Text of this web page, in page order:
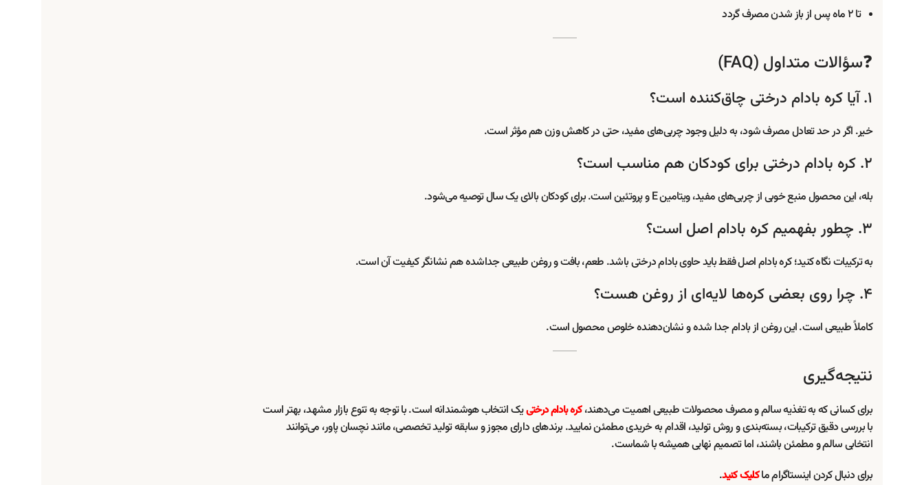
تا ۲ ماه پس از باز شدن مصرف گردد
❓سؤالات متداول (FAQ)
۱. آیا کره بادام درختی چاق‌کننده است؟
خیر. اگر در حد تعادل مصرف شود، به دلیل وجود چربی‌های مفید، حتی در کاهش وزن هم مؤثر است.
۲. کره بادام درختی برای کودکان هم مناسب است؟
بله، این محصول منبع خوبی از چربی‌های مفید، ویتامین E و پروتئین است. برای کودکان بالای یک سال توصیه می‌شود.
۳. چطور بفهمیم کره بادام اصل است؟
به ترکیبات نگاه کنید؛ کره بادام اصل فقط باید حاوی بادام درختی باشد. طعم، بافت و روغن طبیعی جداشده هم نشانگر کیفیت آن است.
۴. چرا روی بعضی کره‌ها لایه‌ای از روغن هست؟
کاملاً طبیعی است. این روغن از بادام جدا شده و نشان‌دهنده خلوص محصول است.
نتیجه‌گیری
برای کسانی که به تغذیه سالم و مصرف محصولات طبیعی اهمیت می‌دهند،کره بادام درختییک انتخاب هوشمندانه است. با توجه به تنوع بازار مشهد، بهتر است
با بررسی دقیق ترکیبات، بسته‌بندی و روش تولید، اقدام به خریدی مطمئن نمایید. برندهای دارای مجوز و سابقه تولید تخصصی، مانند نچسان پاور، می‌توانند
انتخابی سالم و مطمئن باشند، اما تصمیم نهایی همیشه با شماست.
برای دنبال کردن اینستاگرام ماکلیک کنید.